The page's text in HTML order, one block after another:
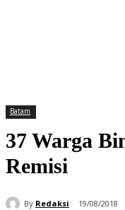
Batam
37 Warga
Remisi
By Redaksi 19/08/2018